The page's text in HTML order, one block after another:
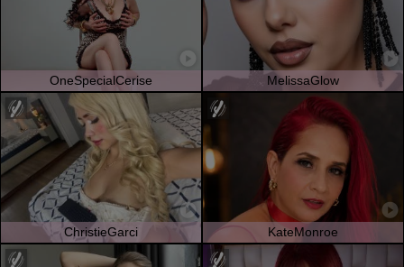
OneSpecialCerise MelissaGlow
ChristieGarci KateMonroe